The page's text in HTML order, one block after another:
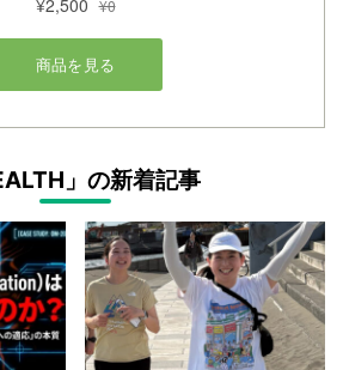
」の新着記事